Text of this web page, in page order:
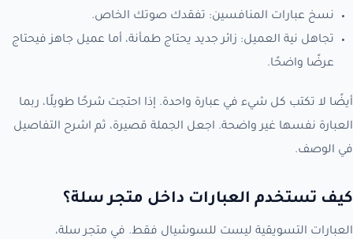
نسخ عبارات المنافسين: تفقدك صوتك الخاص.
تجاهل نية العميل: زائر جديد يحتاج طمأنة، أما عميل جاهز فيحتاج
عرضًا واضحًا.
أيضًا لا تكتب كل شيء في عبارة واحدة. إذا احتجت شرحًا طويلًا، ربما
العبارة نفسها غير واضحة. اجعل الجملة قصيرة، ثم اشرح التفاصيل
في الوصف.
كيف تستخدم العبارات داخل متجر سلة؟
العبارات التسويقية ليست للسوشيال فقط. في متجر سلة،